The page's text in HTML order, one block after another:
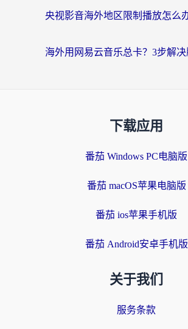
下载应用
番茄 Windows PC电脑版
番茄 macOS苹果电脑版
番茄 ios苹果手机版
番茄 Android安卓手机版
关于我们
服务条款